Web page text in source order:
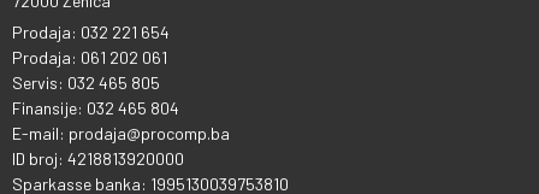
Prodaja: 032 221 654
Prodaja: 061 202 061
Servis: 032 465 805
Finansije: 032 465 804
E-mail: prodaja@procomp.ba
ID broj: 4218813920000
Sparkasse banka: 1995130039753810